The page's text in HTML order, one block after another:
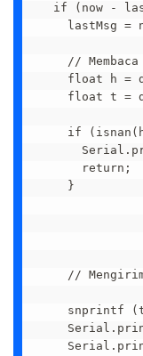
if (now -
lastMsg =
// Membaca
float h =
float t =
if
return;
}
//
snprintf